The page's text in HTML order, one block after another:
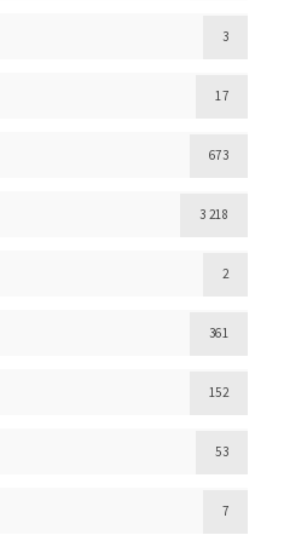
3
17
673
3 218
2
361
152
53
7